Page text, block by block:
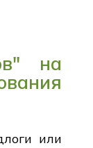
на
или